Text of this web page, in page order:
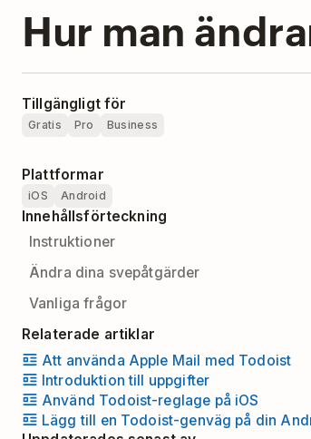
Hur man
Tillgängligt för
Gratis Pro Business
Plattformar
iOS Android
Innehållsförteckning
Instruktioner
Ändra dina svepåtgärder
Vanliga frågor
Relaterade artiklar
Att använda Apple Mail med Todoist
Introduktion till uppgifter
Använd Todoist-reglage på iOS
Lägg till en Todoist-genväg på din